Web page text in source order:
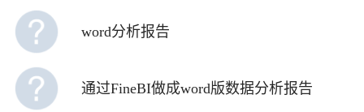
word分析报告
通过FineBI做成word版数据分析报告